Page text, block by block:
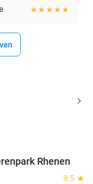
19%
Rhenen
9.5 star